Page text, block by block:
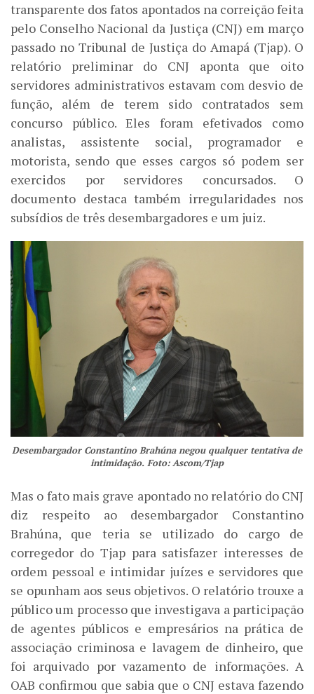
transparente dos fatos apontados na correição feita
pelo Conselho Nacional da Justiça (CNJ) em março
passado no Tribunal de Justiça do Amapá (Tjap). O
relatório preliminar do CNJ aponta que oito
servidores administrativos estavam com desvio de
função, além de terem sido contratados sem
concurso público. Eles foram efetivados como
analistas, assistente social, programador e
motorista, sendo que esses cargos só podem ser
exercidos por servidores concursados. O
documento destaca também irregularidades nos
subsídios de três desembargadores e um juiz.
Desembargador Constantino Brahúna negou qualquer tentativa de
intimidação. Foto: Ascom/Tjap
Mas o fato mais grave apontado no relatório do CNJ
diz respeito ao desembargador Constantino
Brahúna, que teria se utilizado do cargo de
corregedor do Tjap para satisfazer interesses de
ordem pessoal e intimidar juízes e servidores que
se opunham aos seus objetivos. O relatório trouxe a
público um processo que investigava a participação
de agentes públicos e empresários na prática de
associação criminosa e lavagem de dinheiro, que
foi arquivado por vazamento de informações. A
OAB confirmou que sabia que o CNJ estava fazendo